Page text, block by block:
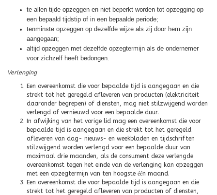
te allen tijde opzeggen en niet beperkt worden tot opzegging op
een bepaald tijdstip of in een bepaalde periode;
tenminste opzeggen op dezelfde wijze als zij door hem zijn
aangegaan;
altijd opzeggen met dezelfde opzegtermijn als de ondernemer
voor zichzelf heeft bedongen.
Verlenging
Een overeenkomst die voor bepaalde tijd is aangegaan en die
strekt tot het geregeld afleveren van producten (elektriciteit
daaronder begrepen) of diensten, mag niet stilzwijgend worden
verlengd of vernieuwd voor een bepaalde duur.
In afwijking van het vorige lid mag een overeenkomst die voor
bepaalde tijd is aangegaan en die strekt tot het geregeld
afleveren van dag- nieuws- en weekbladen en tijdschriften
stilzwijgend worden verlengd voor een bepaalde duur van
maximaal drie maanden, als de consument deze verlengde
overeenkomst tegen het einde van de verlenging kan opzeggen
met een opzegtermijn van ten hoogste één maand.
Een overeenkomst die voor bepaalde tijd is aangegaan en die
strekt tot het geregeld afleveren van producten of diensten,